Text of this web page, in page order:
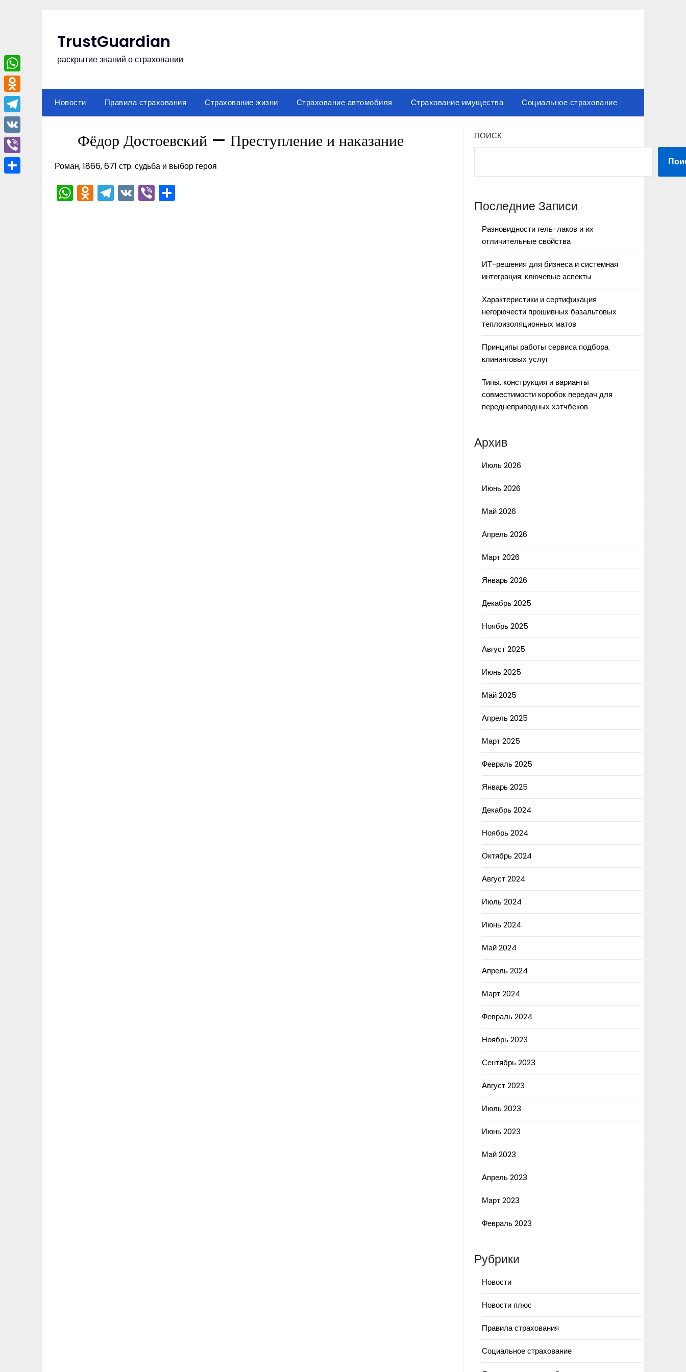
TrustGuardian
раскрытие знаний о страховании
Новости Правила страхования Страхование жизни Страхование автомобиля Страхование имущества Социальное страхование
Фёдор Достоевский — Преступление и наказание
Роман, 1866, 671 стр. судьба и выбор героя
WhatsApp
Odnoklassniki
Telegram
VKViber
ПОИСК
Последние Записи
Разновидности гель-лаков и их
отличительные свойства
ИТ-решения для бизнеса и системная
интеграция: ключевые аспекты
Характеристики и сертификация
негорючести прошивных базальтовых
теплоизоляционных матов
Принципы работы сервиса подбора
клининговых услуг
Типы, конструкция и варианты
совместимости коробок передач для
переднеприводных хэтчбеков
Архив
Июль 2026
Июнь 2026
Май 2026
Апрель 2026
Март 2026
Январь 2026
Декабрь 2025
Ноябрь 2025
Август 2025
Июнь 2025
Май 2025
Апрель 2025
Март 2025
Февраль 2025
Январь 2025
Декабрь 2024
Ноябрь 2024
Октябрь 2024
Август 2024
Июль 2024
Июнь 2024
Май 2024
Апрель 2024
Март 2024
Февраль 2024
Ноябрь 2023
Сентябрь 2023
Август 2023
Июль 2023
Июнь 2023
Май 2023
Апрель 2023
Март 2023
Февраль 2023
Рубрики
Новости
Новости плюс
Правила страхования
Социальное страхование
WhatsApp
Odnoklassniki
Telegram
VK
Viber